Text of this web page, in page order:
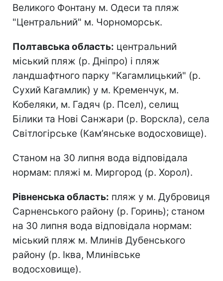
Великого Фонтану м. Одеси та пляж
"Центральний" м. Чорноморськ.
Полтавська область: центральний
міський пляж (р. Дніпро) і пляж
ландшафтного парку "Кагамлицький" (р.
Сухий Кагамлик) у м. Кременчук, м.
Кобеляки, м. Гадяч (р. Псел), селищ
Білики та Нові Санжари (р. Ворскла), села
Світлогірське (Кам’янське водосховище).
Станом на 30 липня вода відповідала
нормам: пляжі м. Миргород (р. Хорол).
Рівненська область: пляж у м. Дубровиця
Сарненського району (р. Горинь); станом
на 30 липня вода відповідала нормам:
міський пляж м. Млинів Дубенського
району (р. Іква, Млинівське
водосховище).